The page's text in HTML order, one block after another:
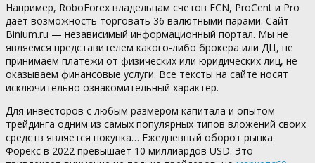
Например, RoboForex владельцам счетов ECN, ProCent и Pro
дает возможность торговать 36 валютными парами. Сайт
Binium.ru — независимый информационный портал. Мы не
являемся представителем какого-либо брокера или ДЦ, не
принимаем платежи от физических или юридических лиц, не
оказываем финансовые услуги. Все тексты на сайте носят
исключительно ознакомительный характер.
Для инвесторов с любым размером капитала и опытом
трейдинга одним из самых популярных типов вложений своих
средств является покупка… Ежедневный оборот рынка
Форекс в 2022 превышает 10 миллиардов USD. Это